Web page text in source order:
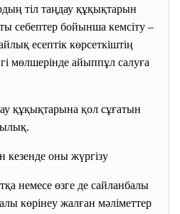
тіл таңдау құқықтарын
себептер бойынша кемсіту –
есептік көрсеткіштің
мөлшерінде айыппұл салуға
құқықтарына қол сұғатын
кезенде оны жүргізу
немесе өзге де сайланбалы
көрінеу жалған мәліметтер